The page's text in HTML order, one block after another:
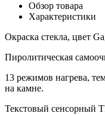
Обзор товара
Характеристики
Окраска стекла, цвет
Пиролитическая
13 режимов нагрева,
на камне.
Текстовый сенсорный